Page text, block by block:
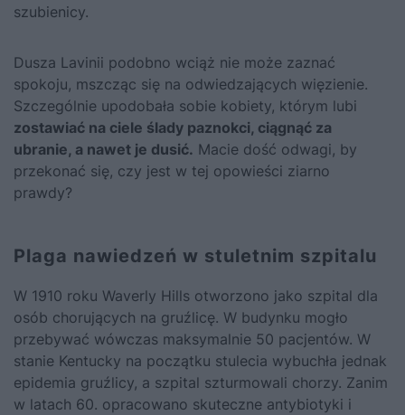
szubienicy.
Dusza Lavinii podobno wciąż nie może zaznać
spokoju, mszcząc się na odwiedzających więzienie.
Szczególnie upodobała sobie kobiety, którym lubi
zostawiać na ciele ślady paznokci, ciągnąć za
ubranie, a nawet je dusić. Macie dość odwagi, by
przekonać się, czy jest w tej opowieści ziarno
prawdy?
Plaga nawiedzeń w stuletnim szpitalu
W 1910 roku Waverly Hills otworzono jako szpital dla
osób chorujących na gruźlicę. W budynku mogło
przebywać wówczas maksymalnie 50 pacjentów. W
stanie Kentucky na początku stulecia wybuchła jednak
epidemia gruźlicy, a szpital szturmowali chorzy. Zanim
w latach 60. opracowano skuteczne antybiotyki i